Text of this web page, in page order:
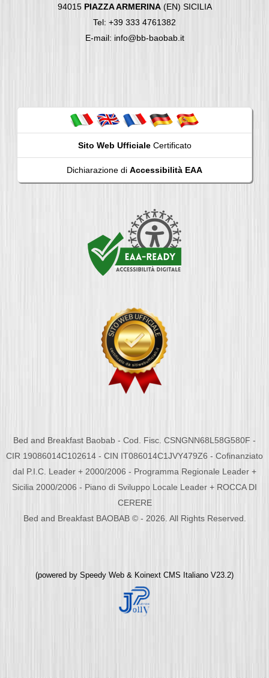
94015 PIAZZA ARMERINA(EN) SICILIA
Tel: +39 333 4761382
E-mail: info@bb-baobab.it
Sito Web UfficialeCertificato
Dichiarazione di Accessibilità EAA
Bed and Breakfast Baobab - Cod. Fisc. CSNGNN68L58G580F -
CIR 19086014C102614 - CIN IT086014C1JVY479Z6 - Cofinanziato
dal P.I.C. Leader + 2000/2006 - Programma Regionale Leader +
Sicilia 2000/2006 - Piano di Sviluppo Locale Leader + ROCCA DI
CERERE
Bed and Breakfast BAOBAB © - 2026. All Rights Reserved.
(powered by Speedy Web & Koinext CMS Italiano V23.2)